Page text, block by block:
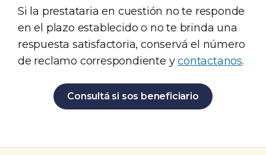
Si la prestataria en cuestión no te responde
en el plazo establecido o no te brinda una
respuesta satisfactoria, conservá el número
de reclamo correspondiente ycontactanos.
Consultá si sos beneficiario